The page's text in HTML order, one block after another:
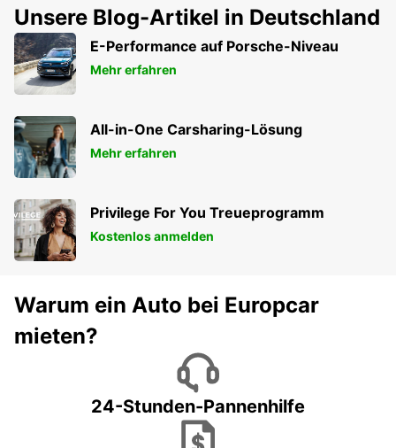
Unsere Blog-Artikel in Deutschland
E-Performance auf Porsche-Niveau
Mehr erfahren
All-in-One Carsharing-Lösung
Mehr erfahren
Privilege For You Treueprogramm
Kostenlos anmelden
Warum ein Auto bei Europcar
mieten?
24-Stunden-Pannenhilfe